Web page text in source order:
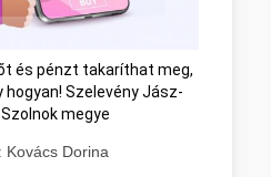
és pénzt takaríthat meg,
Szelevény Jász-
megye
Kovács Dorina